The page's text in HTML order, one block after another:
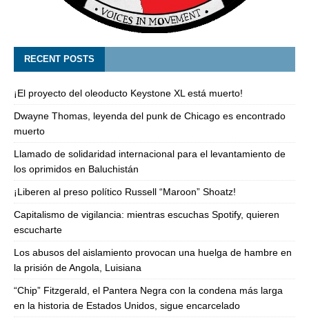
RECENT POSTS
¡El proyecto del oleoducto Keystone XL está muerto!
Dwayne Thomas, leyenda del punk de Chicago es encontrado
muerto
Llamado de solidaridad internacional para el levantamiento de
los oprimidos en Baluchistán
¡Liberen al preso político Russell “Maroon” Shoatz!
Capitalismo de vigilancia: mientras escuchas Spotify, quieren
escucharte
Los abusos del aislamiento provocan una huelga de hambre en
la prisión de Angola, Luisiana
“Chip” Fitzgerald, el Pantera Negra con la condena más larga
en la historia de Estados Unidos, sigue encarcelado